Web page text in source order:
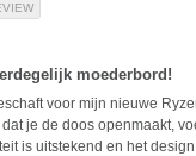
moederbord!
voor mijn nieuwe
je de doos openmaakt,
is uitstekend en het